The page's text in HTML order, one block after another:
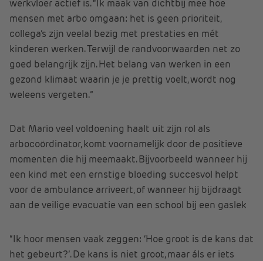
werkvloer actief is. “Ik maak van dichtbij mee hoe
mensen met arbo omgaan: het is geen prioriteit,
collega’s zijn veelal bezig met prestaties en mét
kinderen werken. Terwijl de randvoorwaarden net zo
goed belangrijk zijn. Het belang van werken in een
gezond klimaat waarin je je prettig voelt, wordt nog
weleens vergeten.”
Dat Mario veel voldoening haalt uit zijn rol als
arbocoördinator, komt voornamelijk door de positieve
momenten die hij meemaakt. Bijvoorbeeld wanneer hij
een kind met een ernstige bloeding succesvol helpt
voor de ambulance arriveert, of wanneer hij bijdraagt
aan de veilige evacuatie van een school bij een gaslek
“Ik hoor mensen vaak zeggen: ‘Hoe groot is de kans dat
het gebeurt?’. De kans is niet groot, maar áls er iets